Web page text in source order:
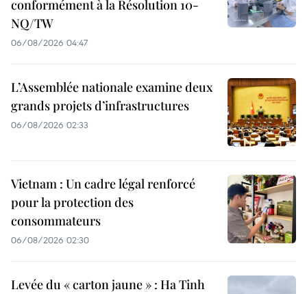
conformément à la Résolution 10-
NQ/TW
06/08/2026 04:47
L’Assemblée nationale examine deux
grands projets d’infrastructures
06/08/2026 02:33
Vietnam : Un cadre légal renforcé
pour la protection des
consommateurs
06/08/2026 02:30
Levée du « carton jaune » : Ha Tinh